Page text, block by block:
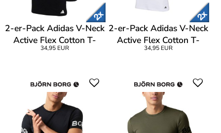
2-er-Pack Adidas V-Neck
Active Flex Cotton T-
Shirt
34,95 EUR
2-er-Pack Adidas V-Neck
Active Flex Cotton T-
Shirt
34,95 EUR